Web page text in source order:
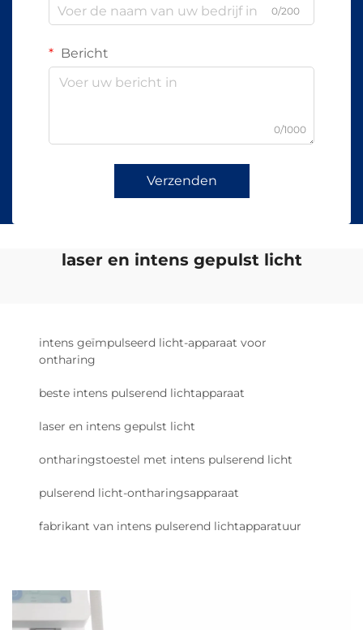
0/200
Bericht
0/1000
Verzenden
laser en intens gepulst licht
intens geïmpulseerd licht-apparaat voor
ontharing
beste intens pulserend lichtapparaat
laser en intens gepulst licht
ontharingstoestel met intens pulserend licht
pulserend licht-ontharingsapparaat
fabrikant van intens pulserend lichtapparatuur